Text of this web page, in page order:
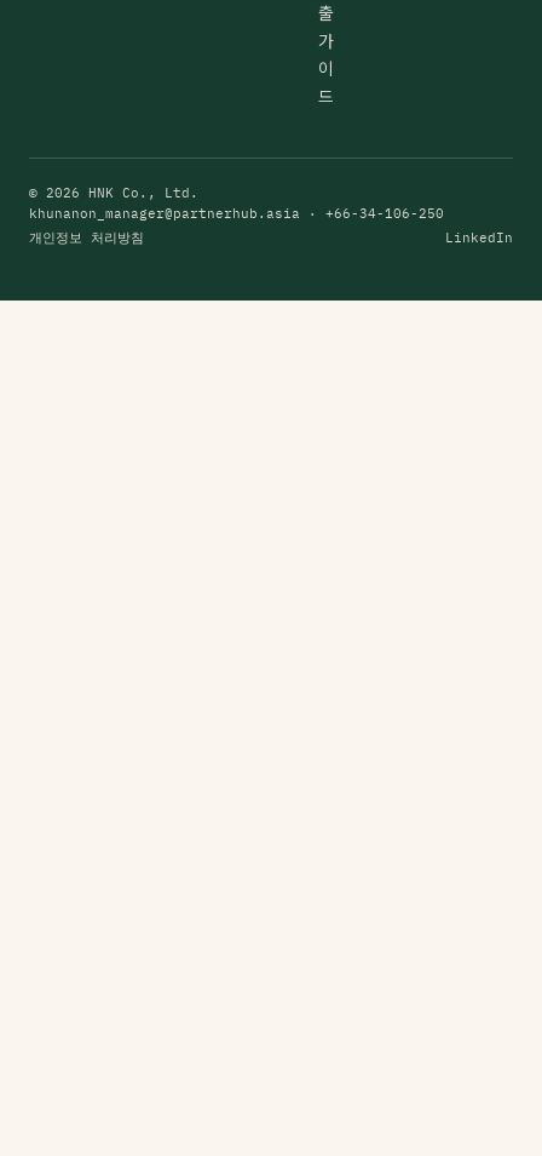
출
가
이
드
© 2026 HNK Co., Ltd.
khunanon_manager@partnerhub.asia · +66-34-106-250
개인정보 처리방침
LinkedIn